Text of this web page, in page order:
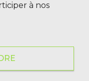
à nos